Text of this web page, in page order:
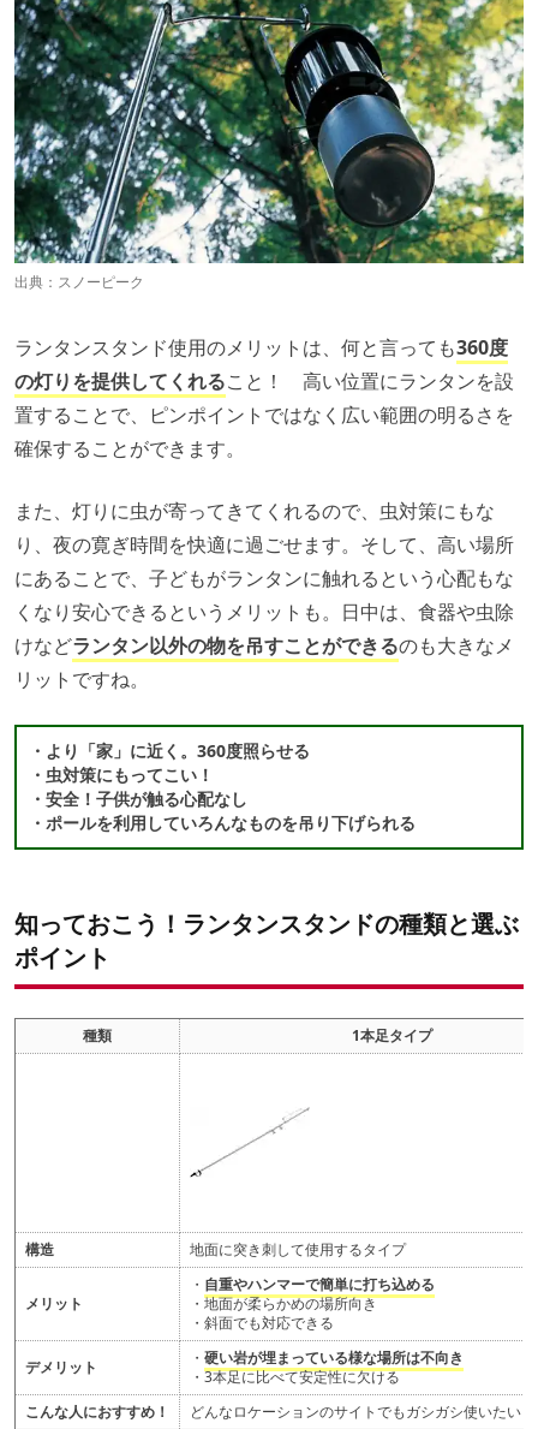
出典： スノーピーク
ランタンスタンド使用のメリットは、何と言っても360度
の灯りを提供してくれること！ 高い位置にランタンを設
置することで、ピンポイントではなく広い範囲の明るさを
確保することができます。
また、灯りに虫が寄ってきてくれるので、虫対策にもな
り、夜の寛ぎ時間を快適に過ごせます。そして、高い場所
にあることで、子どもがランタンに触れるという心配もな
くなり安心できるというメリットも。日中は、食器や虫除
けなどランタン以外の物を吊すことができるのも大きなメ
リットですね。
・より「家」に近く。360度照らせる
・虫対策にもってこい！
・安全！子供が触る心配なし
・ポールを利用していろんなものを吊り下げられる
知っておこう！ランタンスタンドの種類と選ぶ
ポイント
種類 1本足タイプ
構造 地面に突き刺して使用するタイプ
メリット
・ 自重やハンマーで簡単に打ち込める
・地面が柔らかめの場所向き
・斜面でも対応できる
デメリット ・ 硬い岩が埋まっている様な場所は不向き
・3本足に比べて安定性に欠ける
こんな人におすすめ！
どんなロケーションのサイトでもガシガシ使いたい